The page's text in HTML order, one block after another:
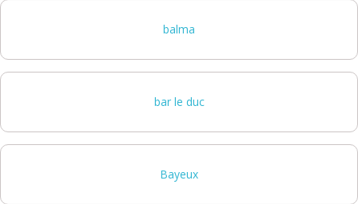
balma
bar le duc
Bayeux